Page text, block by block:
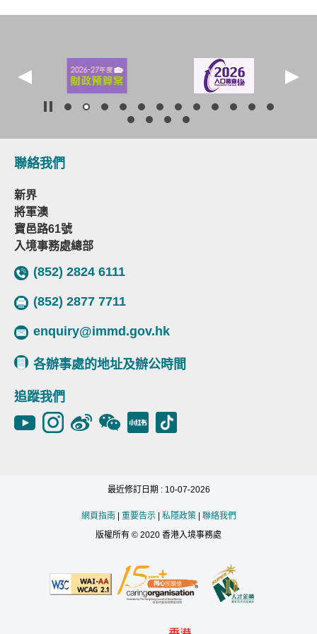
聯絡我們
新界
將軍澳
寶邑路61號
入境事務處總部
(852) 2824 6111
(852) 2877 7711
enquiry@immd.gov.hk
各辦事處的地址及辦公時間
追蹤我們
最近修訂日期 : 10-07-2026
網頁指南 重要告示| 私隱政策| 聯絡我們
版權所有 © 2020 香港入境事務處